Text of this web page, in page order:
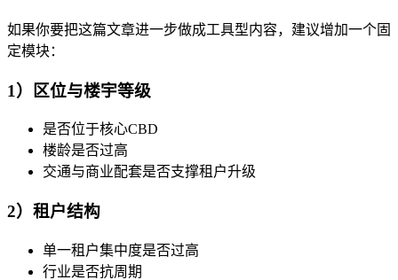
如果你要把这篇文章进一步做成工具型内容，建议增加一个固
定模块：
1）区位与楼宇等级
是否位于核心CBD
楼龄是否过高
交通与商业配套是否支撑租户升级
2）租户结构
单一租户集中度是否过高
行业是否抗周期